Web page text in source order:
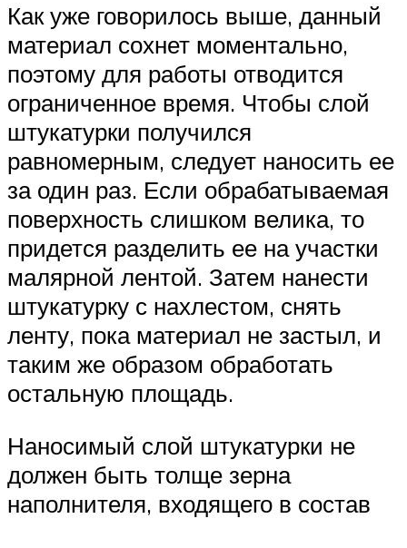
Как уже говорилось выше, данный
материал сохнет моментально,
поэтому для работы отводится
ограниченное время. Чтобы слой
штукатурки получился
равномерным, следует наносить ее
за один раз. Если обрабатываемая
поверхность слишком велика, то
придется разделить ее на участки
малярной лентой. Затем нанести
штукатурку с нахлестом, снять
ленту, пока материал не застыл, и
таким же образом обработать
остальную площадь.
Наносимый слой штукатурки не
должен быть толще зерна
наполнителя, входящего в состав